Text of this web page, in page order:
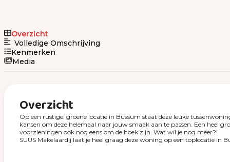
Overzicht
Volledige Omschrijving
Kenmerken
Media
Overzicht
Op een rustige, groene locatie in Bussum staat deze leuke
kansen om deze helemaal naar jouw smaak aan te passen. Een heel
voorzieningen ook nog eens om de hoek zijn. Wat wil je nog meer?!
SUUS Makelaardij laat je heel graag deze woning op een toplocatie